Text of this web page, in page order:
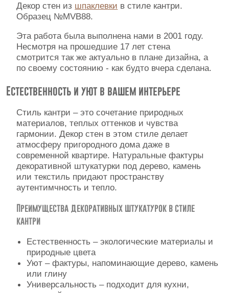
Декоративные панно
Видео
Вопрос-ответ
Декор стен из шпаклевки в стиле кантри.
Образец №MVB88.
Эта работа была выполнена нами в 2001 году.
Несмотря на прошедшие 17 лет стена
смотрится так же актуально в плане дизайна, а
по своему состоянию - как будто вчера сделана.
Естественность и уют в вашем интерьере
Стиль кантри – это сочетание природных
материалов, теплых оттенков и чувства
гармонии. Декор стен в этом стиле делает
атмосферу пригородного дома даже в
современной квартире. Натуральные фактуры
декоративной штукатурки под дерево, камень
или текстиль придают пространству
аутентимчность и тепло.
Преимущества декоративных штукатурок в стиле
кантри
Естественность – экологические материалы и
природные цвета
Уют – фактуры, напоминающие дерево, камень
или глину
Универсальность – подходит для кухни,